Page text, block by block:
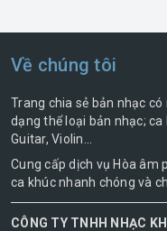
Về chúng tôi
Trang chia sẻ bản nhạc
dạng thể loại bản nhạc;
Guitar, Violin...
Cung cấp dịch vụ Hòa âm
ca khúc nhanh chóng và
CÔNG TY TNHH NHẠC